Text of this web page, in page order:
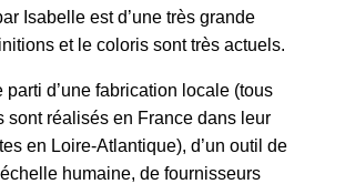
Isabelle est d’une très grande
et le coloris sont très actuels.
parti d’une fabrication locale (tous
sont réalisés en France dans leur
en Loire-Atlantique), d’un outil de
humaine, de fournisseurs